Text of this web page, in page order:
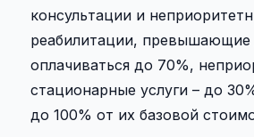
консультации и
реабилитации, превышающие
оплачиваться до 70%,
стационарные услуги – до
до 100% от их базовой